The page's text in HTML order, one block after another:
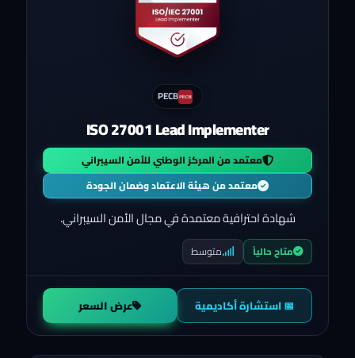
PECB
ISO 27001 Lead Implementer
معتمد من المركز الوطني للأمن السيبراني
معتمد من هيئة الاعتماد وضمان الجودة
شهادة احترافية معتمدة في مجال الأمن السيبراني.
متاح حالياً متوسط
📅 استشارة أكاديمية عرض السعر